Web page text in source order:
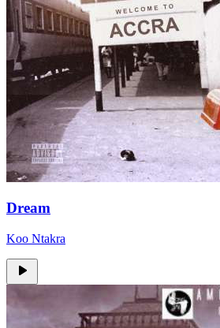
Dream
Koo Ntakra